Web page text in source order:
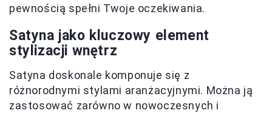
pewnością spełni Twoje oczekiwania.
Satyna jako kluczowy element
stylizacji wnętrz
Satyna doskonale komponuje się z
różnorodnymi stylami aranżacyjnymi. Można ją
zastosować zarówno w nowoczesnych i